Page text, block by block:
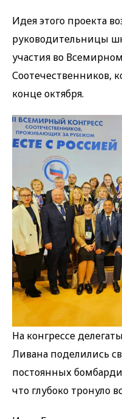
Идея этого проекта
руководительницы
участия во
Соотечественников,
конце октября.
На конгрессе
Ливана поделились
постоянных
что глубоко тронуло